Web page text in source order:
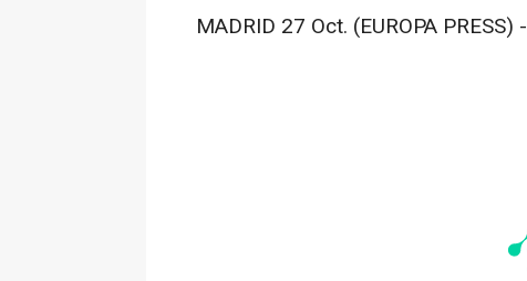
MADRID 27 Oct. (EUROPA PRESS) -